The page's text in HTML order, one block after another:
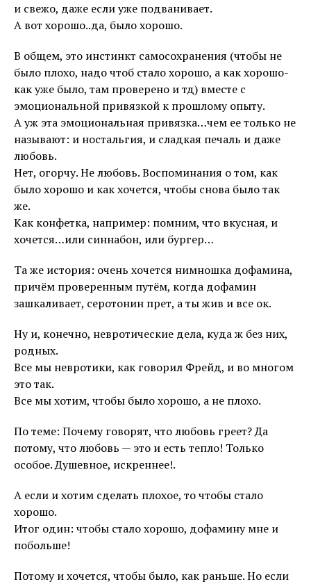
и свежо, даже если уже подванивает.
А вот хорошо..да, было хорошо.
В общем, это инстинкт самосохранения (чтобы не
было плохо, надо чтоб стало хорошо, а как хорошо-
как уже было, там проверено и тд) вместе с
эмоциональной привязкой к прошлому опыту.
А уж эта эмоциональная привязка…чем ее только не
называют: и ностальгия, и сладкая печаль и даже
любовь.
Нет, огорчу. Не любовь. Воспоминания о том, как
было хорошо и как хочется, чтобы снова было так
же.
Как конфетка, например: помним, что вкусная, и
хочется…или синнабон, или бургер…
Та же история: очень хочется нимношка дофамина,
причём проверенным путём, когда дофамин
зашкаливает, серотонин прет, а ты жив и все ок.
Ну и, конечно, невротические дела, куда ж без них,
родных.
Все мы невротики, как говорил Фрейд, и во многом
это так.
Все мы хотим, чтобы было хорошо, а не плохо.
По теме: Почему говорят, что любовь греет? Да
потому, что любовь — это и есть тепло! Только
особое. Душевное, искреннее!.
А если и хотим сделать плохое, то чтобы стало
хорошо.
Итог один: чтобы стало хорошо, дофамину мне и
побольше!
Потому и хочется, чтобы было, как раньше. Но если